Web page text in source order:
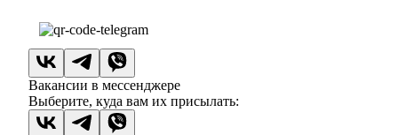
Вакансии в мессенджере
Выберите, куда вам их присылать: